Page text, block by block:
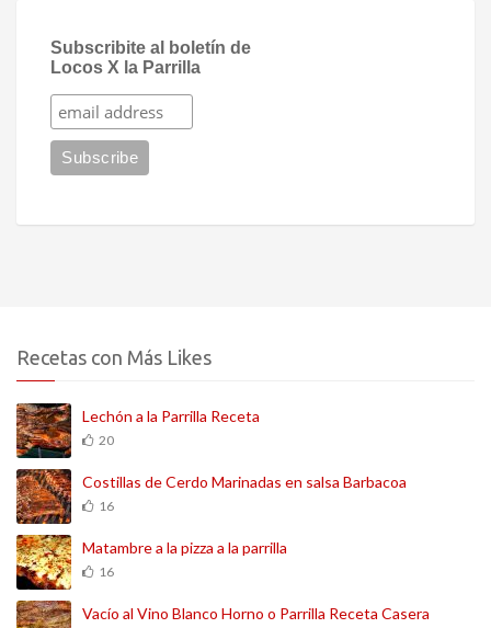
Subscribite al boletín de
Locos X la Parrilla
Recetas con Más Likes
Lechón a la Parrilla Receta
20
Costillas de Cerdo Marinadas en salsa Barbacoa
16
Matambre a la pizza a la parrilla
16
Vacío al Vino Blanco Horno o Parrilla Receta Casera